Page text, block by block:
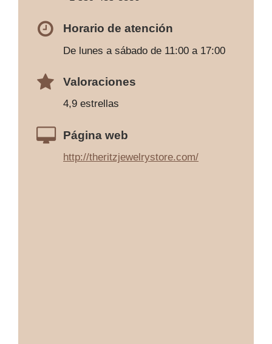
Horario de atención
De lunes a sábado de 11:00 a 17:00
Valoraciones
4,9 estrellas
Página web
http://theritzjewelrystore.com/